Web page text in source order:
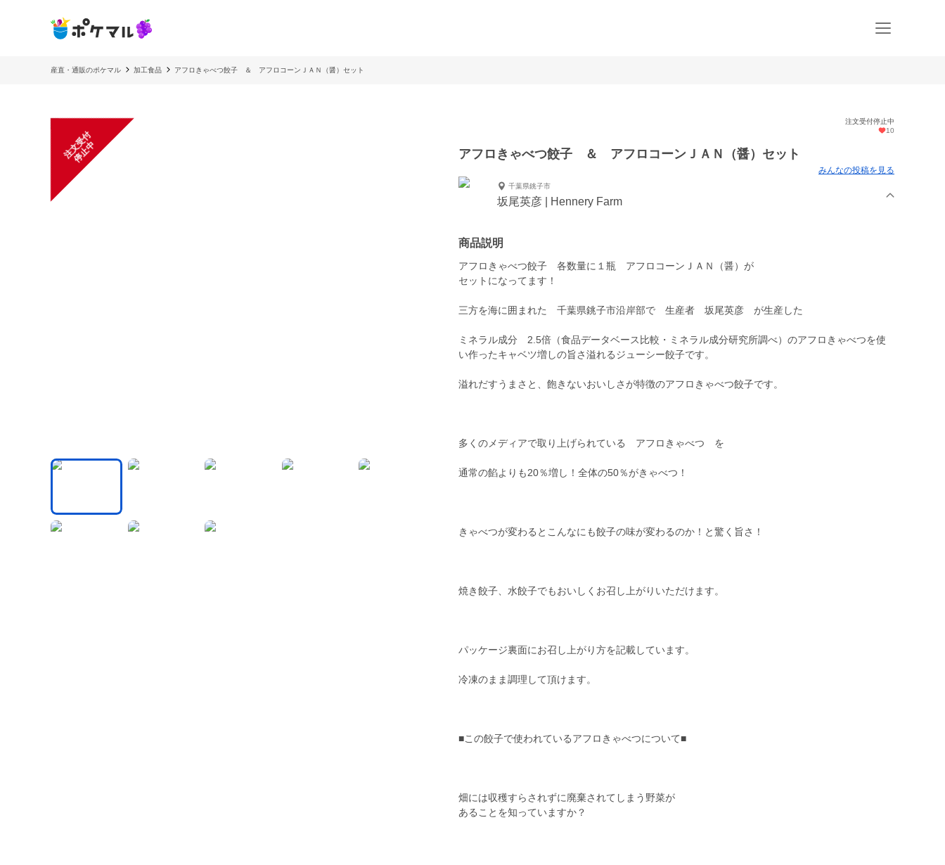
産直・通販のポケマル 加工食品 アフロきゃべつ餃子 ＆ アフロコーンＪＡＮ（醤）セット
注
文
受
付
停
止
中
注文受付停止中
10
アフロきゃべつ餃子 ＆ アフロコーンＪＡＮ（醤）セット
みんなの投稿を見る
千葉県銚子市
坂尾英彦 | Hennery Farm
商品説明
アフロきゃべつ餃子 各数量に１瓶 アフロコーンＪＡＮ（醤）が
セットになってます！
三方を海に囲まれた 千葉県銚子市沿岸部で 生産者 坂尾英彦 が生産した
ミネラル成分 2.5倍（食品データベース比較・ミネラル成分研究所調べ）のアフロきゃべつを使
い作ったキャベツ増しの旨さ溢れるジューシー餃子です。
溢れだすうまさと、飽きないおいしさが特徴のアフロきゃべつ餃子です。
多くのメディアで取り上げられている アフロきゃべつ を
通常の餡よりも20％増し！全体の50％がきゃべつ！
きゃべつが変わるとこんなにも餃子の味が変わるのか！と驚く旨さ！
焼き餃子、水餃子でもおいしくお召し上がりいただけます。
パッケージ裏面にお召し上がり方を記載しています。
冷凍のまま調理して頂けます。
■この餃子で使われているアフロきゃべつについて■
畑には収穫すらされずに廃棄されてしまう野菜が
あることを知っていますか？